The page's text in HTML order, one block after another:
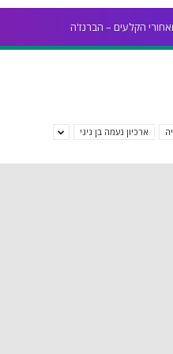
הקלעים – הברנז'ה
ארכיון נעמה בן גיגי